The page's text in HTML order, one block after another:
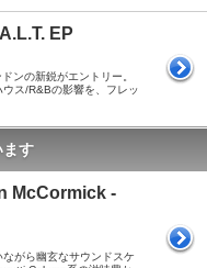
EP
ンの新鋭がエントリー。
ス/R&Bの影響を、フレッ
ます
McCormick -
がら幽玄なサウンドスケ